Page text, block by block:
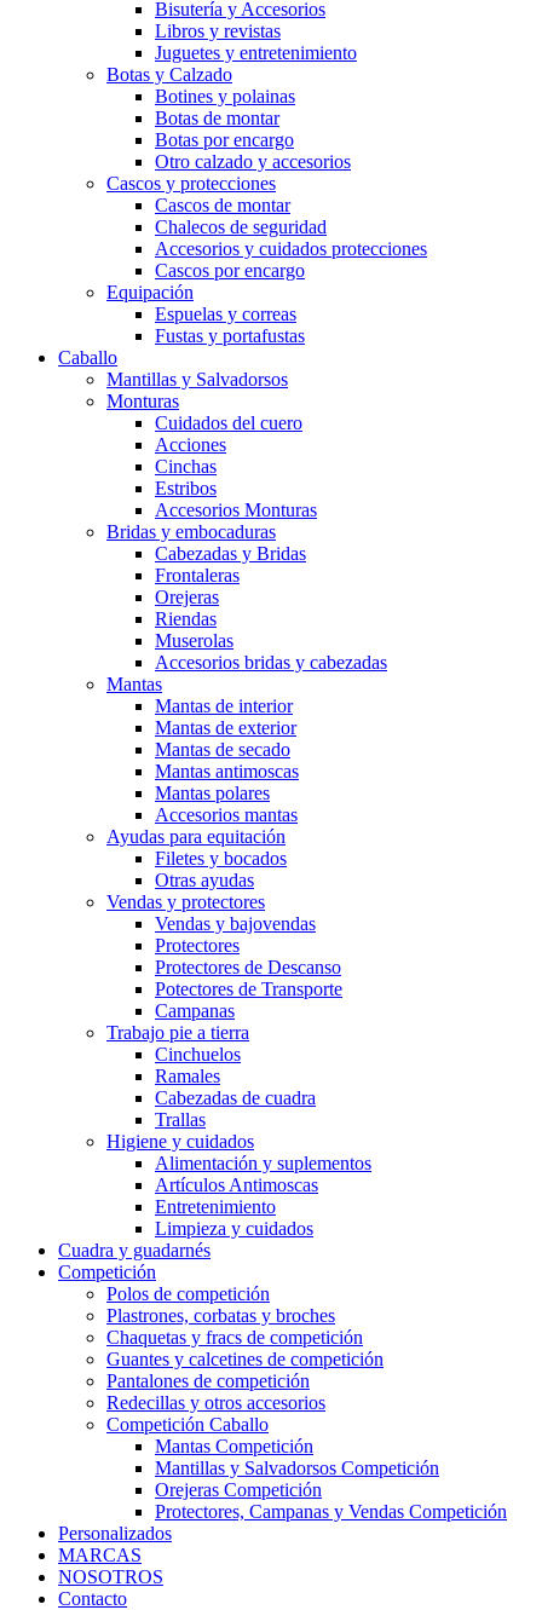
Bisutería y Accesorios
Libros y revistas
Juguetes y entretenimiento
Botas y Calzado
Botines y polainas
Botas de montar
Botas por encargo
Otro calzado y accesorios
Cascos y protecciones
Cascos de montar
Chalecos de seguridad
Accesorios y cuidados protecciones
Cascos por encargo
Equipación
Espuelas y correas
Fustas y portafustas
Caballo
Mantillas y Salvadorsos
Monturas
Cuidados del cuero
Acciones
Cinchas
Estribos
Accesorios Monturas
Bridas y embocaduras
Cabezadas y Bridas
Frontaleras
Orejeras
Riendas
Muserolas
Accesorios bridas y cabezadas
Mantas
Mantas de interior
Mantas de exterior
Mantas de secado
Mantas antimoscas
Mantas polares
Accesorios mantas
Ayudas para equitación
Filetes y bocados
Otras ayudas
Vendas y protectores
Vendas y bajovendas
Protectores
Protectores de Descanso
Potectores de Transporte
Campanas
Trabajo pie a tierra
Cinchuelos
Ramales
Cabezadas de cuadra
Trallas
Higiene y cuidados
Alimentación y suplementos
Artículos Antimoscas
Entretenimiento
Limpieza y cuidados
Cuadra y guadarnés
Competición
Polos de competición
Plastrones, corbatas y broches
Chaquetas y fracs de competición
Guantes y calcetines de competición
Pantalones de competición
Redecillas y otros accesorios
Competición Caballo
Mantas Competición
Mantillas y Salvadorsos Competición
Orejeras Competición
Protectores, Campanas y Vendas Competición
Personalizados
MARCAS
NOSOTROS
Contacto